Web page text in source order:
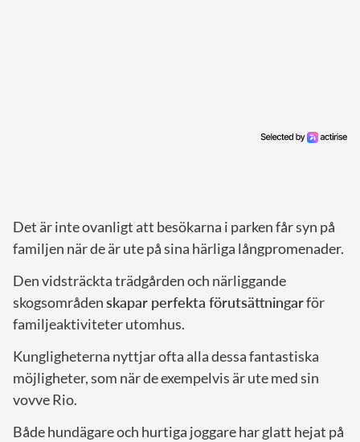
Det är inte ovanligt att besökarna i parken får syn på
familjen när de är ute på sina härliga långpromenader.
Den vidsträckta trädgården och närliggande
skogsområdenskapar perfekta förutsättningarför
familjeaktiviteter utomhus.
Kungligheterna nyttjar ofta alla dessa fantastiska
möjligheter, som när de exempelvis är ute med sin
vovve Rio.
Både hundägare och hurtiga joggare har glatt hejat på